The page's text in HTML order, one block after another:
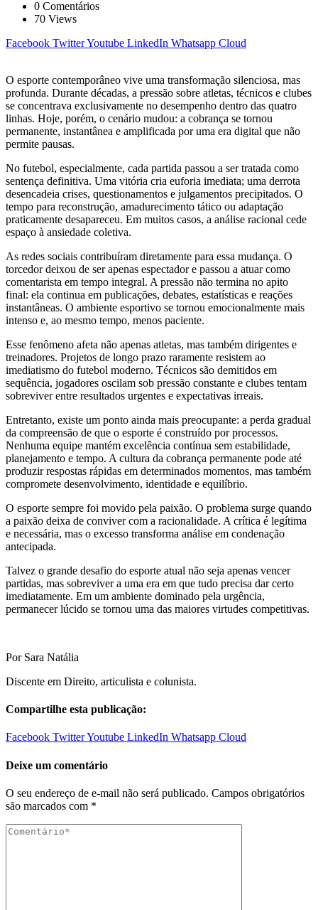
0 Comentários
70 Views
Facebook TwitterYoutube LinkedIn Whatsapp Cloud
O esporte contemporâneo vive uma transformação silenciosa, mas
profunda. Durante décadas, a pressão sobre atletas, técnicos e clubes
se concentrava exclusivamente no desempenho dentro das quatro
linhas. Hoje, porém, o cenário mudou: a cobrança se tornou
permanente, instantânea e amplificada por uma era digital que não
permite pausas.
No futebol, especialmente, cada partida passou a ser tratada como
sentença definitiva. Uma vitória cria euforia imediata; uma derrota
desencadeia crises, questionamentos e julgamentos precipitados. O
tempo para reconstrução, amadurecimento tático ou adaptação
praticamente desapareceu. Em muitos casos, a análise racional cede
espaço à ansiedade coletiva.
As redes sociais contribuíram diretamente para essa mudança. O
torcedor deixou de ser apenas espectador e passou a atuar como
comentarista em tempo integral. A pressão não termina no apito
final: ela continua em publicações, debates, estatísticas e reações
instantâneas. O ambiente esportivo se tornou emocionalmente mais
intenso e, ao mesmo tempo, menos paciente.
Esse fenômeno afeta não apenas atletas, mas também dirigentes e
treinadores. Projetos de longo prazo raramente resistem ao
imediatismo do futebol moderno. Técnicos são demitidos em
sequência, jogadores oscilam sob pressão constante e clubes tentam
sobreviver entre resultados urgentes e expectativas irreais.
Entretanto, existe um ponto ainda mais preocupante: a perda gradual
da compreensão de que o esporte é construído por processos.
Nenhuma equipe mantém excelência contínua sem estabilidade,
planejamento e tempo. A cultura da cobrança permanente pode até
produzir respostas rápidas em determinados momentos, mas também
compromete desenvolvimento, identidade e equilíbrio.
O esporte sempre foi movido pela paixão. O problema surge quando
a paixão deixa de conviver com a racionalidade. A crítica é legítima
e necessária, mas o excesso transforma análise em condenação
antecipada.
Talvez o grande desafio do esporte atual não seja apenas vencer
partidas, mas sobreviver a uma era em que tudo precisa dar certo
imediatamente. Em um ambiente dominado pela urgência,
permanecer lúcido se tornou uma das maiores virtudes competitivas.
Por Sara Natália
Discente em Direito, articulista e colunista.
Compartilhe esta publicação:
Facebook TwitterYoutube LinkedIn Whatsapp Cloud
Deixe um comentário
O seu endereço de e-mail não será publicado. Campos obrigatórios
são marcados com *